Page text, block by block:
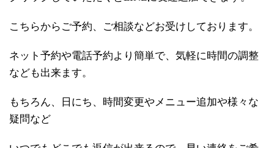
こちらからご予約、ご相談などお受けしております。
ネット予約や電話予約より簡単で、気軽に時間の調整
なども出来ます。
もちろん、日にち、時間変更やメニュー追加や様々な
疑問など